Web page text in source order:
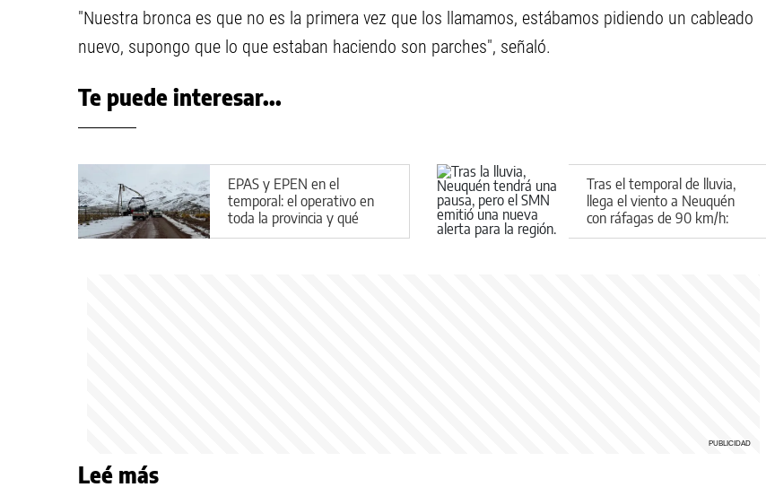
"Nuestra bronca es que no es la primera vez que los llamamos, estábamos pidiendo un cableado
nuevo, supongo que lo que estaban haciendo son parches", señaló.
Te puede interesar...
EPAS y EPEN en el
temporal: el operativo en
toda la provincia y qué
partes están aún sin agua y
Tras el temporal de lluvia,
llega el viento a Neuquén
con ráfagas de 90 km/h:
alerta del SMN
Leé más